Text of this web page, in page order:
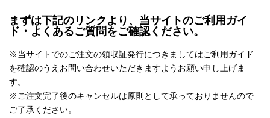
まずは下記のリンクより、当サイトのご利用ガイ
ド・よくあるご質問をご確認ください。
※当サイトでのご注文の領収証発行につきましてはご利用ガイド
を確認のうえお問い合わせいただきますようお願い申し上げま
す。
※ご注文完了後のキャンセルは原則として承っておりませんので
ご了承ください。